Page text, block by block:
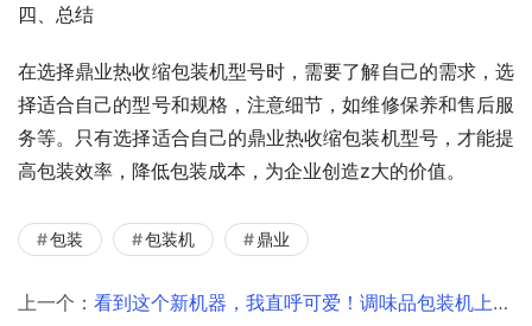
四、总结
在选择鼎业热收缩包装机型号时，需要了解自己的需求，选
择适合自己的型号和规格，注意细节，如维修保养和售后服
务等。只有选择适合自己的鼎业热收缩包装机型号，才能提
高包装效率，降低包装成本，为企业创造z大的价值。
包装 包装机 鼎业
上一个： 看到这个新机器，我直呼可爱！调味品包装机上市啦！